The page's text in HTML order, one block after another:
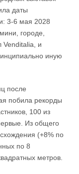
даты
3-6 мая 2028
городе,
Venditalia, и
иную
после
побила рекорды
100 из
Из общего
(+8% по
по 8
метров.